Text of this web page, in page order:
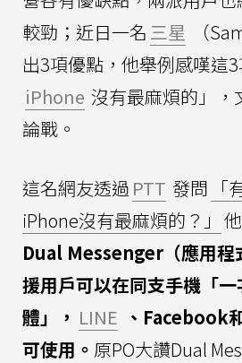
較勁；近日一名 三星
（
出3項優點，他舉例感嘆這
iPhone 沒有最麻煩的」，
論戰。
這名網友透過 PTT 發問
iPhone沒有最麻煩的？」
Dual Messenger（應用程
援用戶可以在同支手機「
體」， LINE 、Facebook
可使用。 原PO大讚Dual